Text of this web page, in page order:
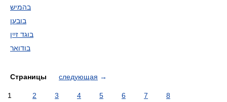
בהמיש
בובען
בוגד זײַן
בודואר
Страницы следующая →
1 2 3 4 5 6 7 8